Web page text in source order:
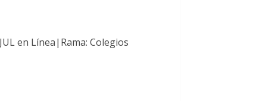
en Línea|Rama: Colegios